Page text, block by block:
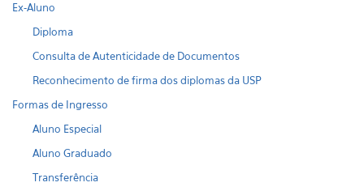
Ex-Aluno
Diploma
Consulta de Autenticidade de Documentos
Reconhecimento de firma dos diplomas da USP
Formas de Ingresso
Aluno Especial
Aluno Graduado
Transferência